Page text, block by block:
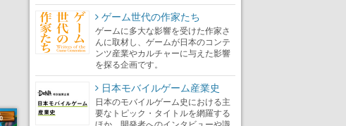
ゲーム世代の作家たち
ゲームに多大な影響を受けた作家さ
んに取材し、ゲームが日本のコンテ
ンツ産業やカルチャーに与えた影響
を探る企画です。
日本モバイルゲーム産業史
日本のモバイルゲーム史における主
要なトピック・タイトルを網羅する
ほか、開発者へのインタビューや識